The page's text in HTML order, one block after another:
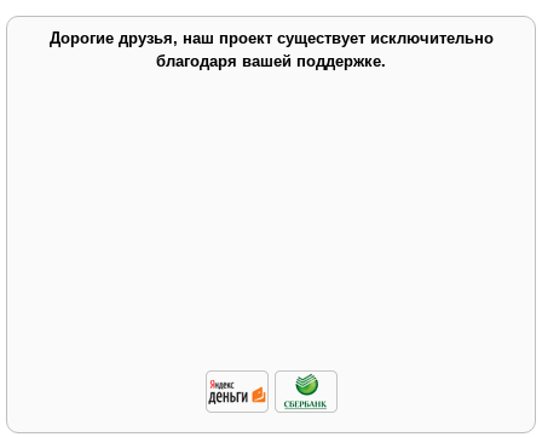
Дорогие друзья, наш проект существует исключительно
благодаря вашей поддержке.